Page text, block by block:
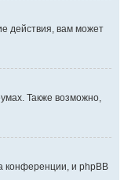
действия, вам может
Также возможно,
конференции, и phpBB